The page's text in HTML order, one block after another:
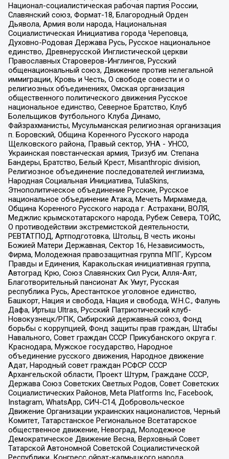
Национал-социалистическая рабочая партия России,
Славянский союз, Формат-18, Благородный Орден
Дьявола, Армия воли народа, Национальная
Социалистическая Инициатива города Череповца,
Духовно-Родовая Держава Русь, Русское национальное
единство, Древнерусской Инглистической церкви
Православных Староверов-Инглингов, Русский
общенациональный союз, Движение против нелегальной
иммиграции, Кровь и Честь, О свободе совести и о
религиозных объединениях, Омская организация
общественного политического движения Русское
национальное единство, Северное Братство, Клуб
Болельщиков Футбольного Клуба Динамо,
Файзрахманисты, Мусульманская религиозная организация
п. Боровский, Община Коренного Русского народа
Щелковского района, Правый сектор, УНА - УНСО,
Украинская повстанческая армия, Тризуб им. Степана
Бандеры, Братство, Белый Крест, Misanthropic division,
Религиозное объединение последователей инглиизма,
Народная Социальная Инициатива, TulaSkins,
Этнополитическое объединение Русские, Русское
национальное объединение Атака, Мечеть Мирмамеда,
Община Коренного Русского народа г. Астрахани, ВОЛЯ,
Меджлис крымскотатарского народа, Рубеж Севера, ТОЙС,
О противодействии экстремистской деятельности,
РЕВТАТПОД, Артподготовка, Штольц, В честь иконы
Божией Матери Державная, Сектор 16, Независимость,
Фирма, Молодежная правозащитная группа МПГ, Курсом
Правды и Единения, Каракольская инициативная группа,
Автоград Крю, Союз Славянских Сил Руси, Алля-Аят,
Благотворительный пансионат Ак Умут, Русская
республика Русь, Арестантское уголовное единство,
Башкорт, Нация и свобода, Нация и свобода, W.H.С., Фалунь
Дафа, Иртыш Ultras, Русский Патриотический клуб-
Новокузнецк/РПК, Сибирский державный союз, Фонд
борьбы с коррупцией, Фонд защиты прав граждан, Штабы
Навального, Совет граждан СССР Прикубанского округа г.
Краснодара, Мужское государство, Народное
объединение русского движения, Народное движение
Адат, Народный совет граждан РСФСР СССР
Архангельской области, Проект Штурм, Граждане СССР,
Держава Союз Советских Светлых Родов, Совет Советских
Социалистических Районов, Meta Platforms Inc, Facebook,
Instagram, WhatsApp, СИЧ-С14, Добровольческое
Движение Организации украинских националистов, Черный
Комитет, Татарстанское Региональное Всетатарское
общественное движение, Невоград, Молодежное
Демократическое Движение Весна, Верховный Совет
Татарской Автономной Советской Социалистической